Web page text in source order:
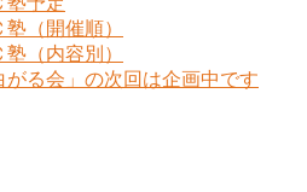
（開催順）
（内容別）
がる会」の次回は企画中です